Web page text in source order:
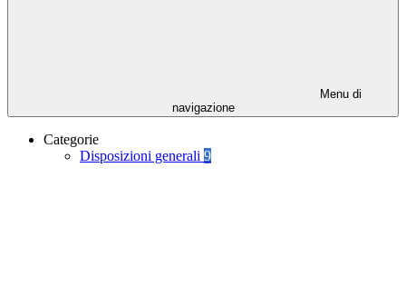
Menu di
navigazione
Categorie
Disposizioni generali 9